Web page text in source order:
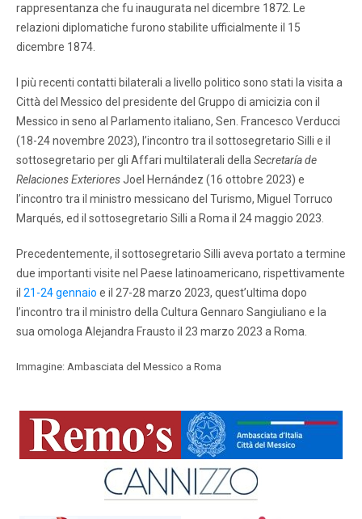
rappresentanza che fu inaugurata nel dicembre 1872. Le
relazioni diplomatiche furono stabilite ufficialmente il 15
dicembre 1874.
I più recenti contatti bilaterali a livello politico sono stati la visita a
Città del Messico del presidente del Gruppo di amicizia con il
Messico in seno al Parlamento italiano, Sen. Francesco Verducci
(18-24 novembre 2023), l’incontro tra il sottosegretario Silli e il
sottosegretario per gli Affari multilaterali della Secretaría de
Relaciones ExterioresJoel Hernández (16 ottobre 2023) e
l’incontro tra il ministro messicano del Turismo, Miguel Torruco
Marqués, ed il sottosegretario Silli a Roma il 24 maggio 2023.
Precedentemente, il sottosegretario Silli aveva portato a termine
due importanti visite nel Paese latinoamericano, rispettivamente
il 21-24 gennaio e il 27-28 marzo 2023, quest’ultima dopo
l’incontro tra il ministro della Cultura Gennaro Sangiuliano e la
sua omologa Alejandra Frausto il 23 marzo 2023 a Roma.
Immagine: Ambasciata del Messico a Roma